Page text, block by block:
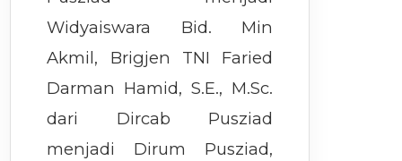
Widyaiswara Bid. Min
Akmil, Brigjen TNI Faried
Darman Hamid, S.E., M.Sc.
dari Dircab Pusziad
menjadi Dirum Pusziad,